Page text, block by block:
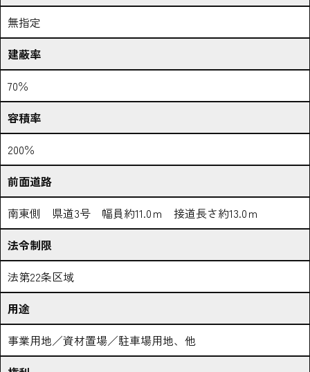
無指定
建蔽率
70％
容積率
200％
前面道路
南東側 県道3号 幅員約11.0ｍ 接道長さ約13.0ｍ
法令制限
法第22条区域
用途
事業用地／資材置場／駐車場用地、他